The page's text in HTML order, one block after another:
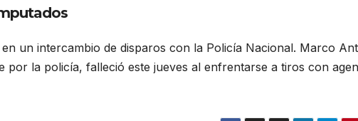
un intercambio de disparos con la Policía Nacional. Marco
por la policía, falleció este jueves al enfrentarse a tiros con